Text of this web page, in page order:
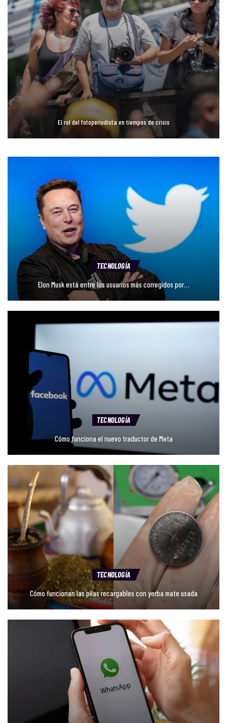
El rol del fotoperiodista en tiempos de crisis
TECNOLOGÍA
Elon Musk está entre los usuarios más corregidos por…
TECNOLOGÍA
Cómo funciona el nuevo traductor de Meta
TECNOLOGÍA
Cómo funcionan las pilas recargables con yerba mate usada